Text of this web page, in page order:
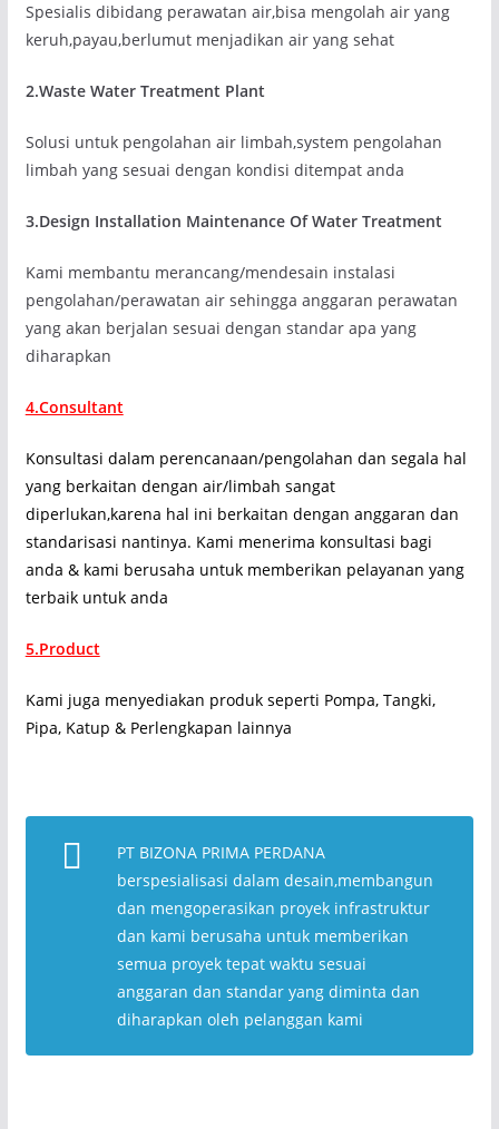
Spesialis dibidang perawatan air,bisa mengolah air yang
keruh,payau,berlumut menjadikan air yang sehat
2.Waste Water Treatment Plant
Solusi untuk pengolahan air limbah,system pengolahan
limbah yang sesuai dengan kondisi ditempat anda
3.Design Installation Maintenance Of Water Treatment
Kami membantu merancang/mendesain instalasi
pengolahan/perawatan air sehingga anggaran perawatan
yang akan berjalan sesuai dengan standar apa yang
diharapkan
4.Consultant
Konsultasi dalam perencanaan/pengolahan dan segala hal
yang berkaitan dengan air/limbah sangat
diperlukan,karena hal ini berkaitan dengan anggaran dan
standarisasi nantinya. Kami menerima konsultasi bagi
anda & kami berusaha untuk memberikan pelayanan yang
terbaik untuk anda
5.Product
Kami juga menyediakan produk seperti Pompa, Tangki,
Pipa, Katup & Perlengkapan lainnya
PT BIZONA PRIMA PERDANA
berspesialisasi dalam desain,membangun
dan mengoperasikan proyek infrastruktur
dan kami berusaha untuk memberikan
semua proyek tepat waktu sesuai
anggaran dan standar yang diminta dan
diharapkan oleh pelanggan kami